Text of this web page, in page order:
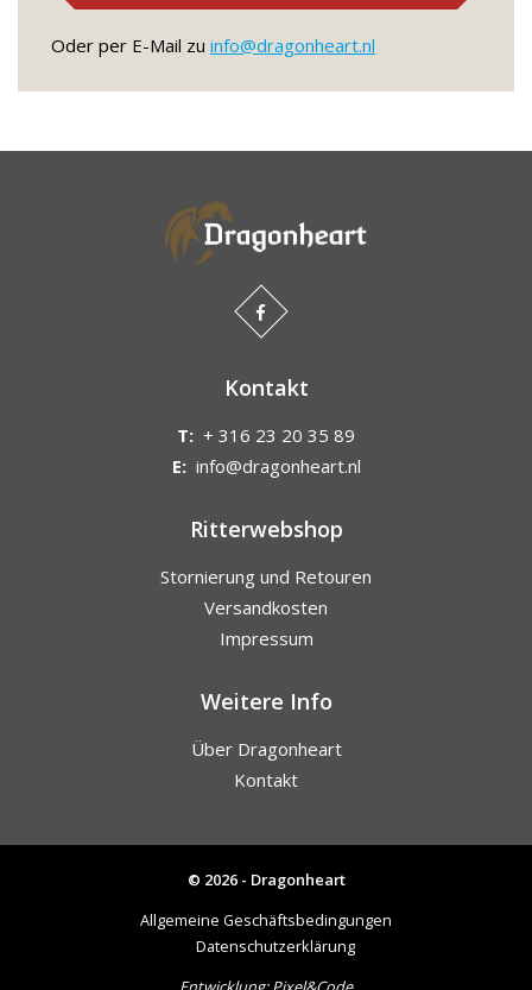
Oder per E-Mail zu info@dragonheart.nl
Kontakt
T: + 316 23 20 35 89
E: info@dragonheart.nl
Ritterwebshop
Stornierung und Retouren
Versandkosten
Impressum
Weitere Info
Über Dragonheart
Kontakt
© 2026 - Dragonheart
Allgemeine Geschäftsbedingungen
Datenschutzerklärung